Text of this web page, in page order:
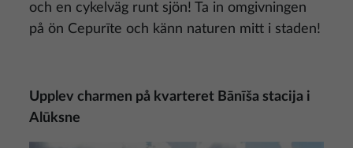
och en cykelväg runt sjön! Ta in omgivningen
på ön Cepurīte och känn naturen mitt i staden!
Upplev charmen på kvarteret Bānīša stacija i
Alūksne